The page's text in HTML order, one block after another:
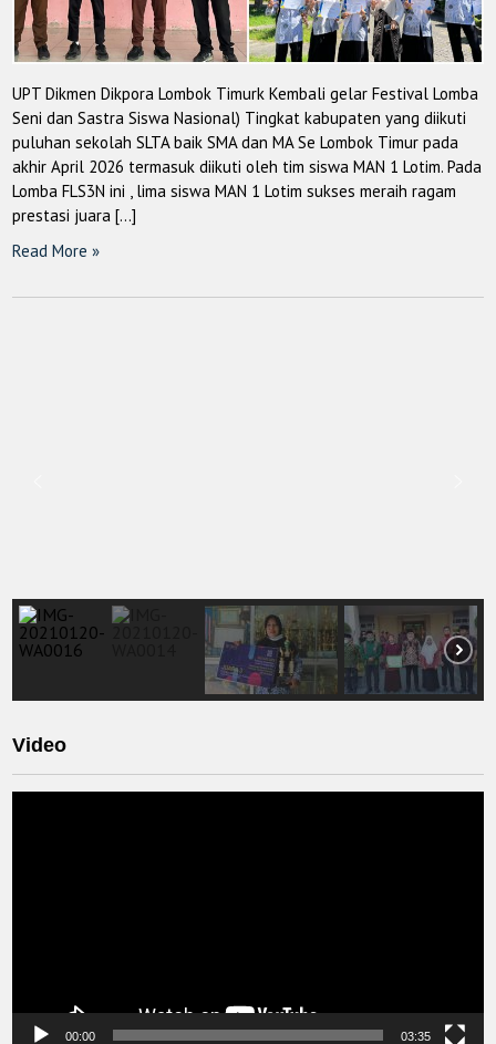
UPT Dikmen Dikpora Lombok Timurk Kembali gelar Festival Lomba
Seni dan Sastra Siswa Nasional) Tingkat kabupaten yang diikuti
puluhan sekolah SLTA baik SMA dan MA Se Lombok Timur pada
akhir April 2026 termasuk diikuti oleh tim siswa MAN 1 Lotim. Pada
Lomba FLS3N ini , lima siswa MAN 1 Lotim sukses meraih ragam
prestasi juara […]
Read More »
Video
00:00 03:35